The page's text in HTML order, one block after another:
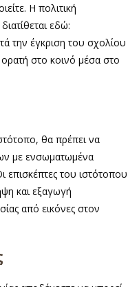
Η πολιτική
εδώ:
την έγκριση του σχολίου
στο κοινό μέσα στο
θα πρέπει να
με ενσωματωμένα
επισκέπτες του ιστότοπου
και εξαγωγή
από εικόνες στον